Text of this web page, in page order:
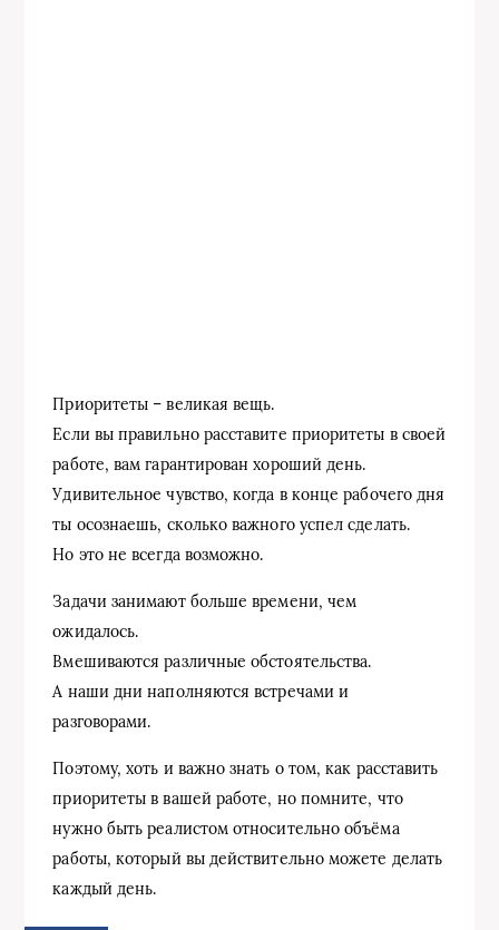
Приоритеты – великая вещь.
Если вы правильно расставите приоритеты в своей
работе, вам гарантирован хороший день.
Удивительное чувство, когда в конце рабочего дня
ты осознаешь, сколько важного успел сделать.
Но это не всегда возможно.
Задачи занимают больше времени, чем
ожидалось.
Вмешиваются различные обстоятельства.
А наши дни наполняются встречами и
разговорами.
Поэтому, хоть и важно знать о том, как расставить
приоритеты в вашей работе, но помните, что
нужно быть реалистом относительно объёма
работы, который вы действительно можете делать
каждый день.